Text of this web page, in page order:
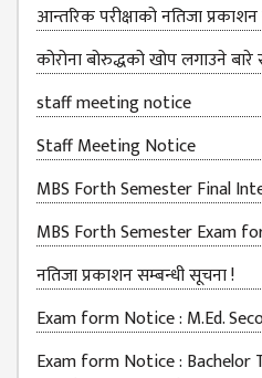
QUESTIONNAIRE
SCHOLARSHIP
GUIDELINES
OTHERS FORM
DETAILS
KMC OFFICIAL
REPORTS
ENROLLMENT
TREND
ANALYSES
KMC
आन्तरिक परीक्षाको नतिजा
कोरोना बोरुद्धको खोप लगाउने
staff meeting notice
Staff Meeting Notice
MBS Forth Semester Final
MBS Forth Semester Exam
नतिजा प्रकाशन सम्बन्धी सूचना !
Exam form Notice : M.Ed.
Exam form Notice : Bachelor